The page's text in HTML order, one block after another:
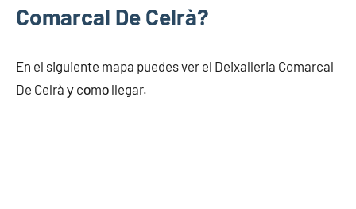
Comarcal De Celrà?
En el siguiente mapa puedes ver el Deixalleria Comarcal
De Celrà у cοmο llegar.